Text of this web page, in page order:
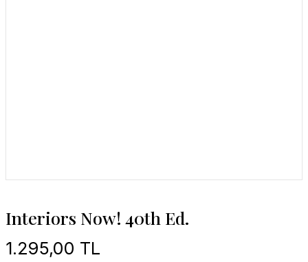
Interiors Now! 40th Ed.
1.295,00 TL